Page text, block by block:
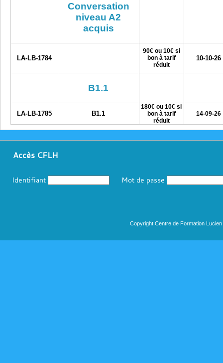
Conversation
niveau A2
acquis
LA-LB-1784
90€ ou 10€ si
bon à tarif
réduit
10-10-26
B1.1
LA-LB-1785 B1.1
180€ ou 10€ si
bon à tarif
réduit
14-09-26
Accès CFLH
Identifiant Mot de passe
Copyright Centre de Formation